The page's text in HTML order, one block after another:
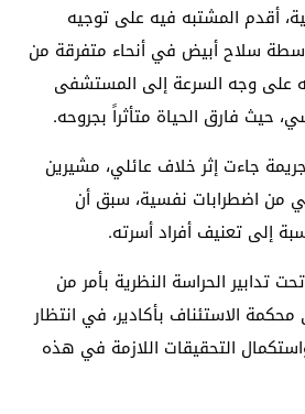
أقدم المشتبه فيه على توجيه
سلاح أبيض في أنحاء متفرقة من
على وجه السرعة إلى المستشفى
حيث فارق الحياة متأثراً بجروحه.
جاءت إثر خلاف عائلي، مشيرين
من اضطرابات نفسية، سبق أن
إلى تعنيف أفراد أسرته.
تدابير الحراسة النظرية بأمر من
الاستئناف بأكادير، في انتظار
التحقيقات اللازمة في هذه